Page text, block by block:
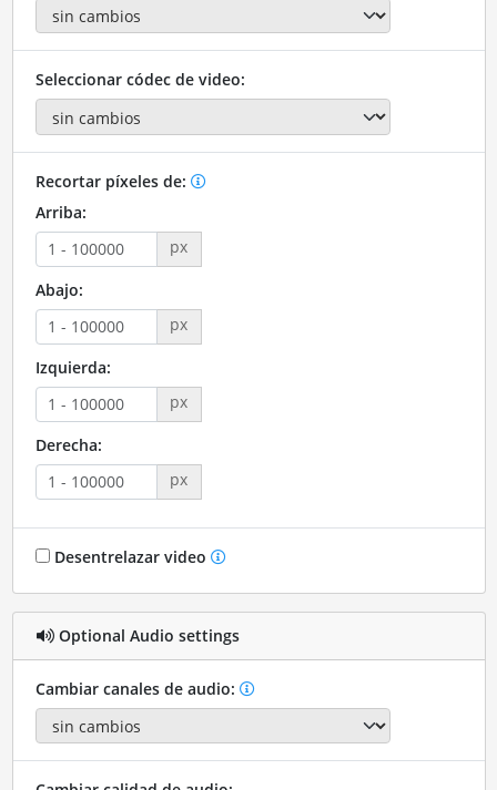
Seleccionar códec de video:
Recortar píxeles de:
Arriba:
px
Abajo:
px
Izquierda:
px
Derecha:
px
Desentrelazar video
Optional Audio settings
Cambiar canales de audio: